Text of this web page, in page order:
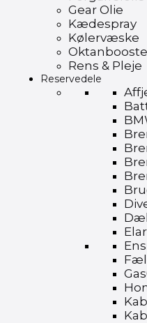
Gear Olie
Kædespray
Kølervæske
Rens & Pleje
Reservedele